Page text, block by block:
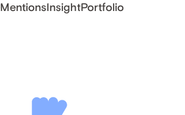
MentionsInsightPortfolio